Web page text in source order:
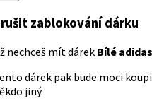
zablokování dárku
nechceš mít dárek Bílé
dárek pak bude moci
jiný.